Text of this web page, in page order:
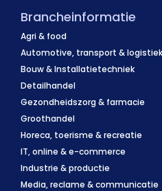
Brancheinformatie
Agri & food
Automotive, transport & logistiek
Bouw & Installatietechniek
Detailhandel
Gezondheidszorg & farmacie
Groothandel
Horeca, toerisme & recreatie
IT, online & e-commerce
Industrie & productie
Media, reclame & communicatie